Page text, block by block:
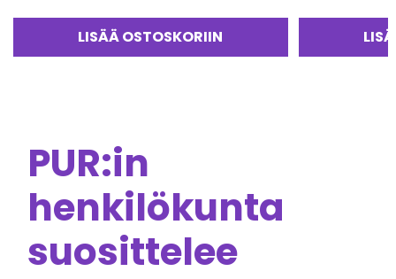
LISÄÄ OSTOSKORIIN
PUR:in
henkilökunta
suosittelee